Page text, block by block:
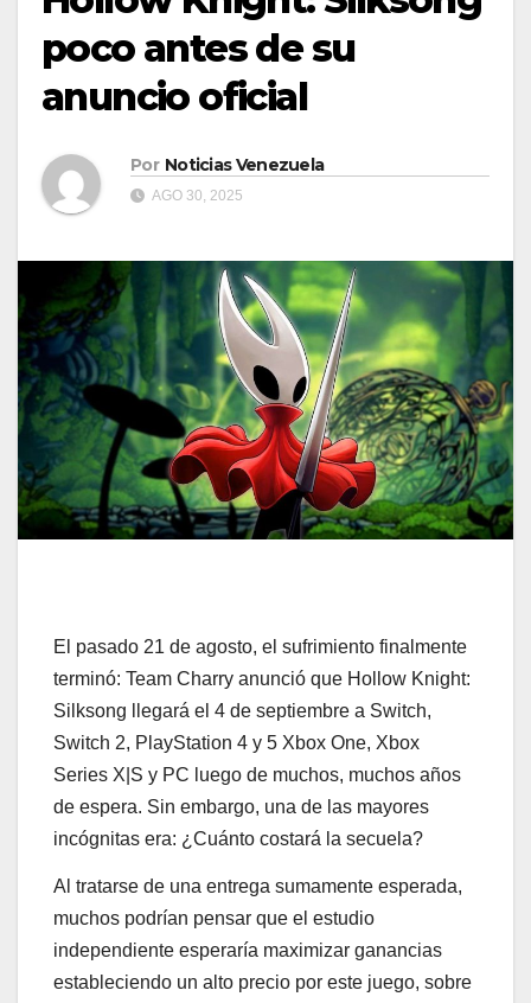
poco antes de su
anuncio oficial
Por Noticias Venezuela
AGO 30, 2025
El pasado 21 de agosto, el sufrimiento finalmente
terminó: Team Charry anunció que Hollow Knight:
Silksong llegará el 4 de septiembre a Switch,
Switch 2, PlayStation 4 y 5 Xbox One, Xbox
Series X|S y PC luego de muchos, muchos años
de espera. Sin embargo, una de las mayores
incógnitas era: ¿Cuánto costará la secuela?
Al tratarse de una entrega sumamente esperada,
muchos podrían pensar que el estudio
independiente esperaría maximizar ganancias
estableciendo un alto precio por este juego, sobre